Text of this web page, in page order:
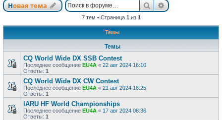
Новая тема ПоискРасширенный
7 тем • Страница 1 из 1
Темы
Темы
CQ World Wide DX SSB Contest
Последнее сообщение EU4A « 22 авг 2024 16:10
Ответы: 1
CQ World Wide DX CW Contest
Последнее сообщение EU4A « 21 авг 2024 18:25
Ответы: 1
IARU HF World Championships
Последнее сообщение EU4A « 17 авг 2024 08:36
Ответы: 1